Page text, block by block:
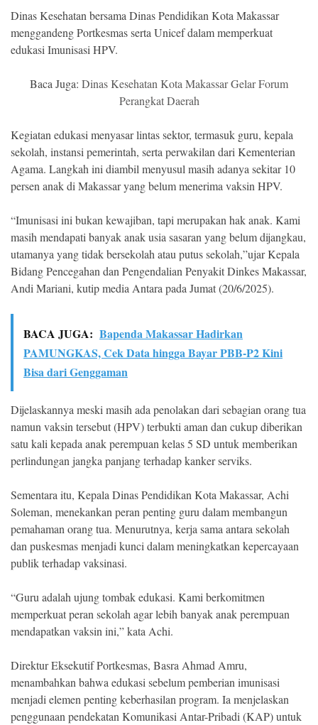
Dinas Kesehatan bersama Dinas Pendidikan Kota Makassar
menggandeng Portkesmas serta Unicef dalam memperkuat
edukasi Imunisasi HPV.
Baca Juga: Dinas Kesehatan Kota Makassar Gelar Forum
Perangkat Daerah
Kegiatan edukasi menyasar lintas sektor, termasuk guru, kepala
sekolah, instansi pemerintah, serta perwakilan dari Kementerian
Agama. Langkah ini diambil menyusul masih adanya sekitar 10
persen anak di Makassar yang belum menerima vaksin HPV.
“Imunisasi ini bukan kewajiban, tapi merupakan hak anak. Kami
masih mendapati banyak anak usia sasaran yang belum dijangkau,
utamanya yang tidak bersekolah atau putus sekolah,”ujar Kepala
Bidang Pencegahan dan Pengendalian Penyakit Dinkes Makassar,
Andi Mariani, kutip media Antara pada Jumat (20/6/2025).
BACA JUGA: Bapenda Makassar Hadirkan
PAMUNGKAS, Cek Data hingga Bayar PBB-P2 Kini
Bisa dari Genggaman
Dijelaskannya meski masih ada penolakan dari sebagian orang tua
namun vaksin tersebut (HPV) terbukti aman dan cukup diberikan
satu kali kepada anak perempuan kelas 5 SD untuk memberikan
perlindungan jangka panjang terhadap kanker serviks.
Sementara itu, Kepala Dinas Pendidikan Kota Makassar, Achi
Soleman, menekankan peran penting guru dalam membangun
pemahaman orang tua. Menurutnya, kerja sama antara sekolah
dan puskesmas menjadi kunci dalam meningkatkan kepercayaan
publik terhadap vaksinasi.
“Guru adalah ujung tombak edukasi. Kami berkomitmen
memperkuat peran sekolah agar lebih banyak anak perempuan
mendapatkan vaksin ini,” kata Achi.
Direktur Eksekutif Portkesmas, Basra Ahmad Amru,
menambahkan bahwa edukasi sebelum pemberian imunisasi
menjadi elemen penting keberhasilan program. Ia menjelaskan
penggunaan pendekatan Komunikasi Antar-Pribadi (KAP) untuk